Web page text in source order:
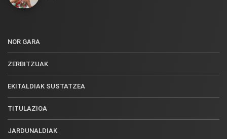
NOR GARA
ZERBITZUAK
EKITALDIAK SUSTATZEA
TITULAZIOA
JARDUNALDIAK